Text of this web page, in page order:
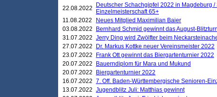
22.08.2022
Deutscher Schachgipfel 2022 in Magdeburg
Einzelmeisterschaft 65+
11.08.2022
Neues Mitglied Maximilian Baier
03.08.2022
Bernhard Schmid gewinnt das August-
31.07.2022 Jerry Ding wird Zwölfter beim
27.07.2022
Dr. Markus Kottke neuer Vereinsmeister 2022
23.07.2022
Frank Ott gewinnt das Biergartenturnier 2022
20.07.2022
Bauerndiplom für Mara und Mukund
20.07.2022
Biergartenturnier 2022
16.07.2022 7. Off. Baden-Württembergische Senioren-
13.07.2022 Jugendblitz Juli: Matthias gewinnt